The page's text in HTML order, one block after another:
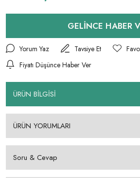
GELİNCE HABER
Yorum Yaz
Tavsiye Et
Fiyatı Düşünce Haber Ver
ÜRÜN BİLGİSİ
ÜRÜN YORUMLARI
Soru & Cevap